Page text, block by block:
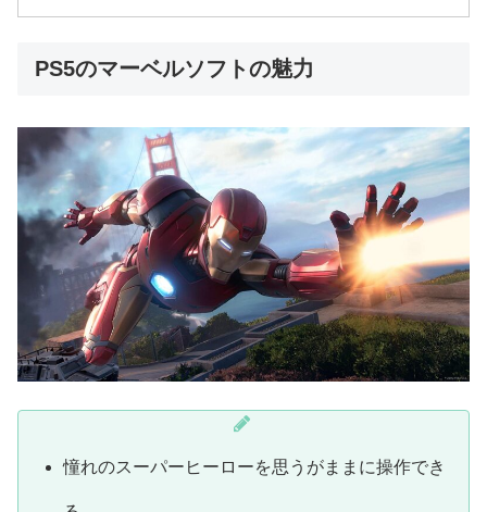
PS5のマーベルソフトの魅力
憧れのスーパーヒーローを思うがままに操作でき